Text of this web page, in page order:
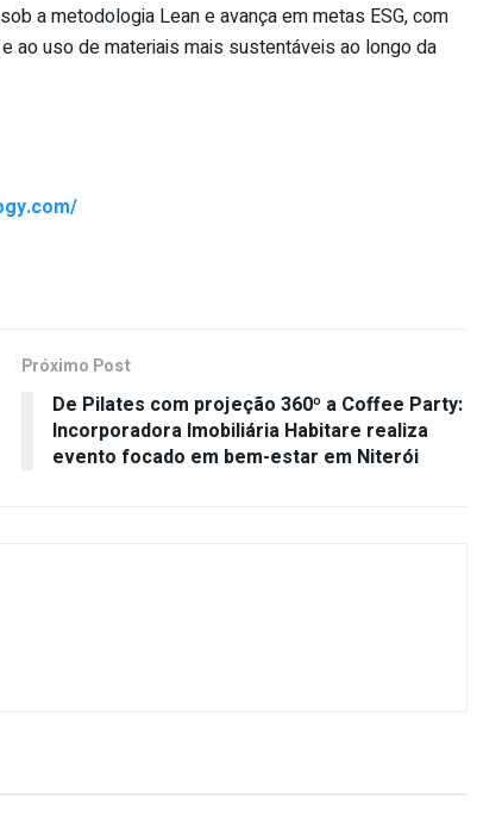
a metodologia Lean e avança em metas ESG, com
ao uso de materiais mais sustentáveis ao longo da
Próximo Post
De Pilates com projeção 360º a Coffee Party:
Incorporadora Imobiliária Habitare realiza
evento focado em bem-estar em Niterói